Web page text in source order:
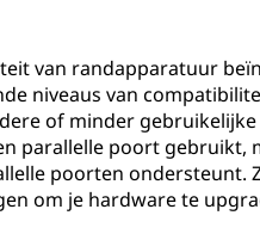
van randapparatuur
niveaus van
of minder
parallelle poort gebruikt,
poorten ondersteunt.
om je hardware te